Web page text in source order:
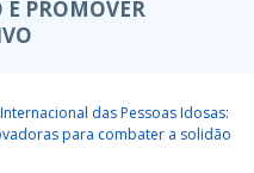
PROMOVER
das Pessoas Idosas:
para combater a solidão